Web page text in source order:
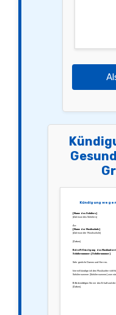
Kündigung
[Name des Schülers]
[Adresse des Schülers]
An:
[Name der Musikschule]
[Adresse der Musikschule]
[Datum]
Betreff: Kündigung des
Schülernummer: [Schülernummer]
Sehr geehrte Damen und Herren,
hiermit kündige ich den Musikunterricht
Schülernummer [Schülernummer] zum
Bitte bestätigen Sie mir den Erhalt und
[Datum].